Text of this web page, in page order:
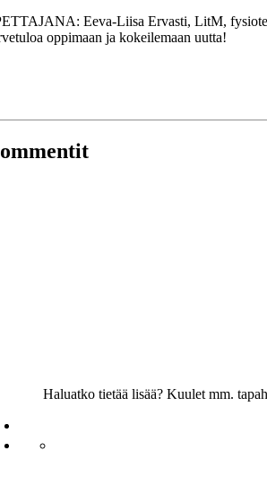
Eeva-Liisa Ervasti, LitM,
oppimaan ja kokeilemaan uutta!
Haluatko tietää lisää? Kuulet mm.